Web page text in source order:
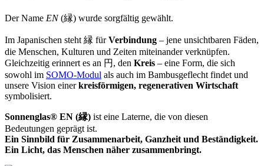
Der Name EN(縁) wurde sorgfältig gewählt.
Im Japanischen steht 縁 fürVerbindung – jene unsichtbaren Fäden,
die Menschen, Kulturen und Zeiten miteinander verknüpfen.
Gleichzeitig erinnert es an 円, den Kreis – eine Form, die sich
sowohl im SOMO-Modul als auch im Bambusgeflecht findet und
unsere Vision einerkreisförmigen, regenerativen Wirtschaft
symbolisiert.
Sonnenglas® EN (縁) ist eine Laterne, die von diesen
Bedeutungen geprägt ist.
Ein Sinnbild für Zusammenarbeit, Ganzheit und Beständigkeit.
Ein Licht, das Menschen näher zusammenbringt.